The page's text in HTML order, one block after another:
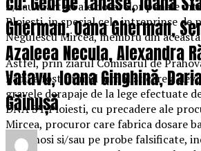
si/sau martori ale dosarelor penale
Ploiesti, in special cele intreprinse de
Negulescu Mircea, membru din
Astfel, prin ziarul Comisarul de
Radu a fost primul jurnalist care a
gravele derapaje de la lege efectuate
DNA ST Ploiesti, cu precadere ale
Mircea, procuror care fabrica dosare
mincinosi si/sau pe probe falsificate,
Gherman, Oana Gherman,
Azaleea Necula, Alexandra
Vatavu, Ioana Ginghină,
Găinușă